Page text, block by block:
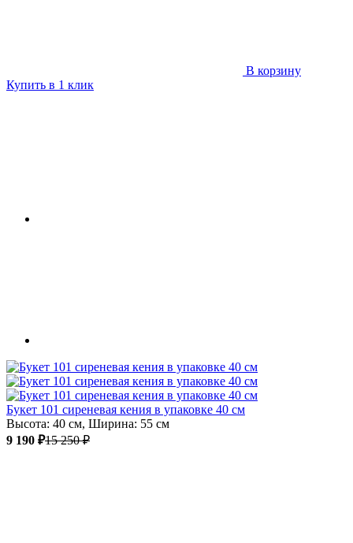
В корзину
Купить в 1 клик
Букет 101 сиреневая кения в упаковке 40 см
Высота: 40 см, Ширина: 55 см
9 190 ₽15 250 ₽